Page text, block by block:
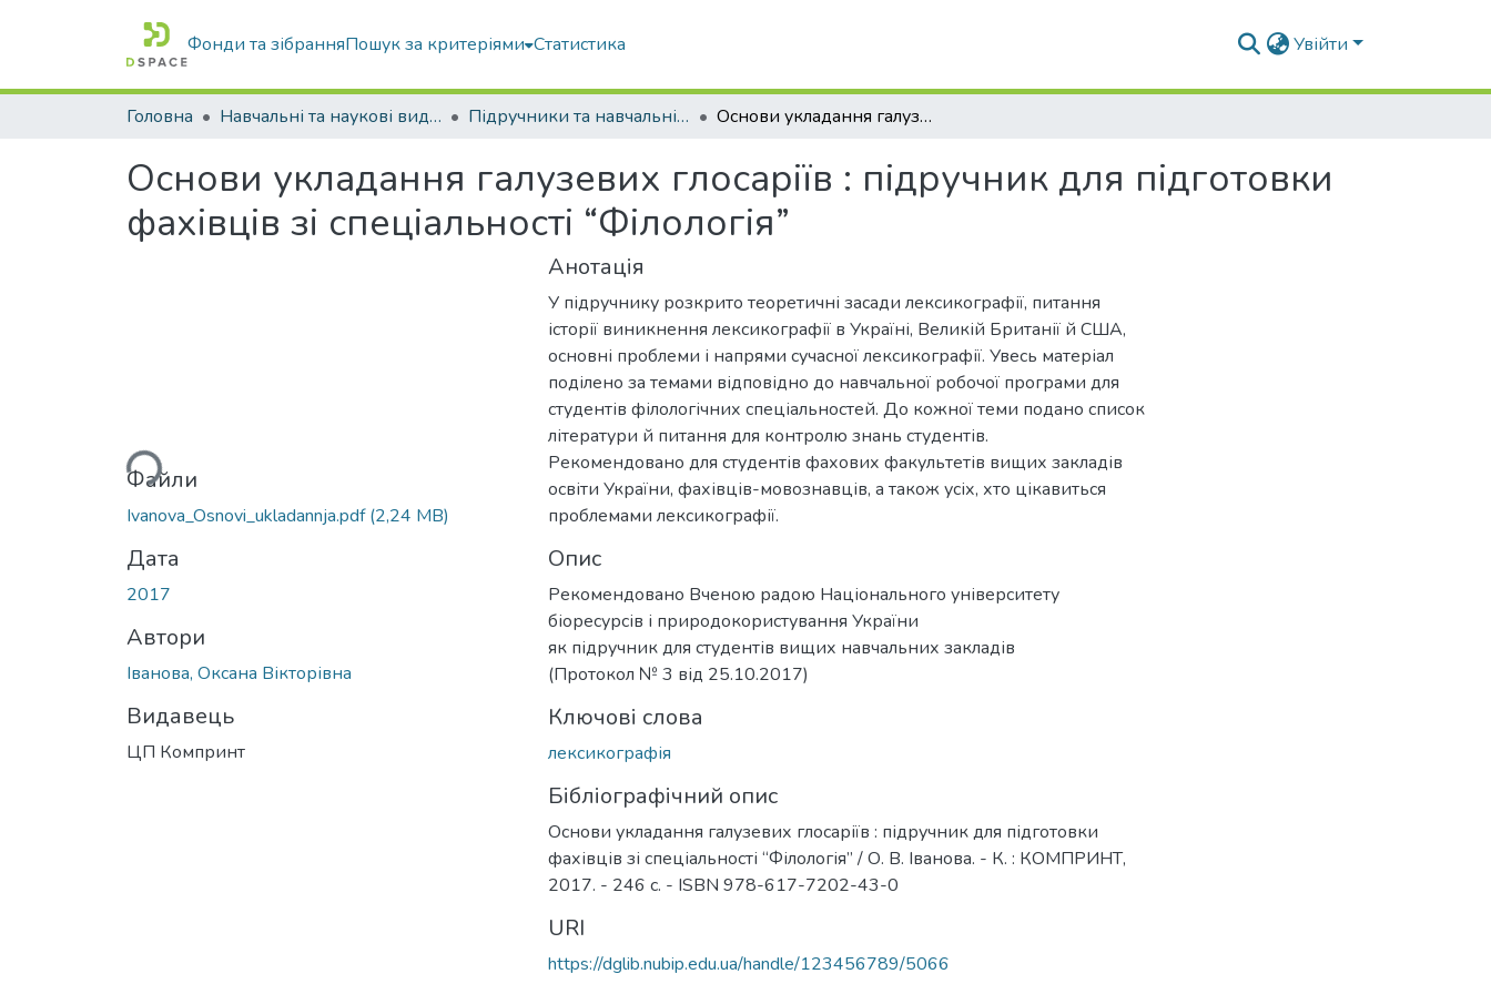
Фонди та зібранняПошук за критеріями Статистика Увійти
Головна Навчальні та наукові видання Підручники та навчальні посібники Основи укладання галузевих глосаріїв : підручник для підготовки фахівців зі спеціальності “Філологія”
Основи укладання галузевих глосаріїв : підручник для підготовки
фахівців зі спеціальності “Філологія”
Вантажиться...
Файли
Іvanova_Osnovi_ukladannja.pdf(2,24 MB)
Дата
2017
Автори
Іванова, Оксана Вікторівна
Видавець
ЦП Компринт
Анотація
У підручнику розкрито теоретичні засади лексикографії, питання
історії виникнення лексикографії в Україні, Великій Британії й США,
основні проблеми і напрями сучасної лексикографії. Увесь матеріал
поділено за темами відповідно до навчальної робочої програми для
студентів філологічних спеціальностей. До кожної теми подано список
літератури й питання для контролю знань студентів.
Рекомендовано для студентів фахових факультетів вищих закладів
освіти України, фахівців-мовознавців, а також усіх, хто цікавиться
проблемами лексикографії.
Опис
Рекомендовано Вченою радою Національного університету
біоресурсів і природокористування України
як підручник для студентів вищих навчальних закладів
(Протокол № 3 від 25.10.2017)
Ключові слова
лексикографія
Бібліографічний опис
Основи укладання галузевих глосаріїв : підручник для підготовки
фахівців зі спеціальності “Філологія” / О. В. Іванова. - К. : КОМПРИНТ,
2017. - 246 с. - ISBN 978-617-7202-43-0
URI
https://dglib.nubip.edu.ua/handle/123456789/5066